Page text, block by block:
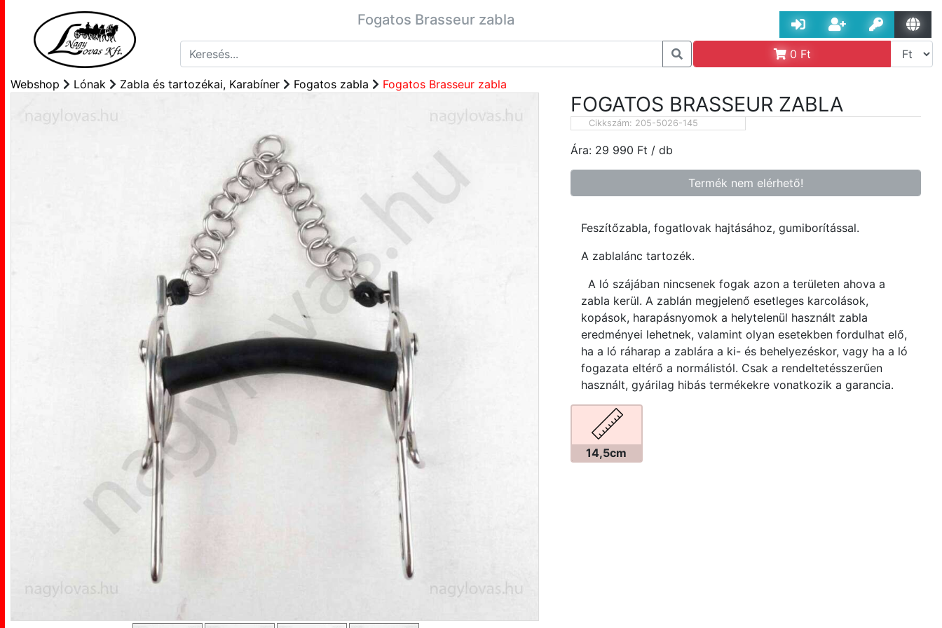
Fogatos Brasseur zabla
0 Ft
Webshop Lónak Zabla és tartozékai, Karabíner Fogatos zabla Fogatos Brasseur zabla
FOGATOS BRASSEUR ZABLA
Cikkszám: 205-5026-145
Ára: 29 990 Ft / db
Termék nem elérhető!
Feszítőzabla, fogatlovak hajtásához, gumiborítással.
A zablalánc tartozék.
A ló szájában nincsenek fogak azon a területen ahova a
zabla kerül. A zablán megjelenő esetleges karcolások,
kopások, harapásnyomok a helytelenül használt zabla
eredményei lehetnek, valamint olyan esetekben fordulhat elő,
ha a ló ráharap a zablára a ki- és behelyezéskor, vagy ha a ló
fogazata eltérő a normálistól. Csak a rendeltetésszerűen
használt, gyárilag hibás termékekre vonatkozik a garancia.
14,5cm